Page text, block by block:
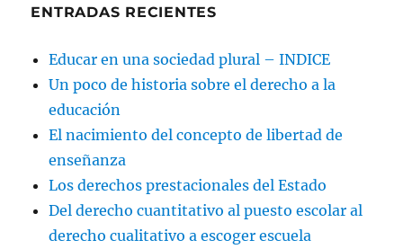
ENTRADAS RECIENTES
Educar en una sociedad plural – INDICE
Un poco de historia sobre el derecho a la
educación
El nacimiento del concepto de libertad de
enseñanza
Los derechos prestacionales del Estado
Del derecho cuantitativo al puesto escolar al
derecho cualitativo a escoger escuela